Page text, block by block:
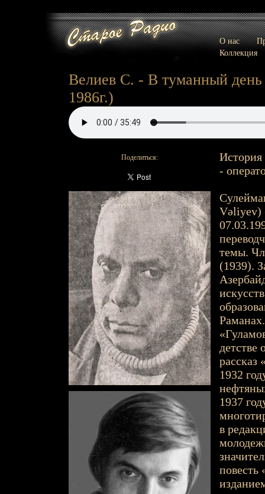
О нас
Коллекция
Велиев С. - В туманный
1986г.)
Поделиться:
-
Vəliyev)
темы.
(1939).
рассказ
1932
1937
в
повесть